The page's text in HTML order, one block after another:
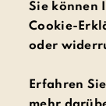
Sie können
Cookie-
oder
Erfahren